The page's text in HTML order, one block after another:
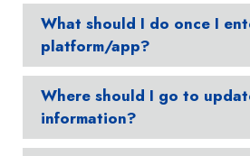
What should I do once I
platform/app?
Where should I go to
information?